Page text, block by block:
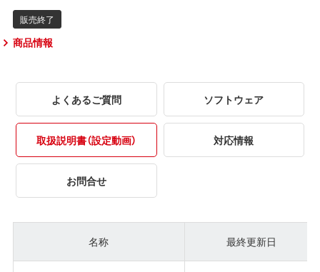
商品情報
よくあるご質問 ソフトウェア
取扱説明書（設定動画） 対応情報
お問合せ
名称 最終更新日